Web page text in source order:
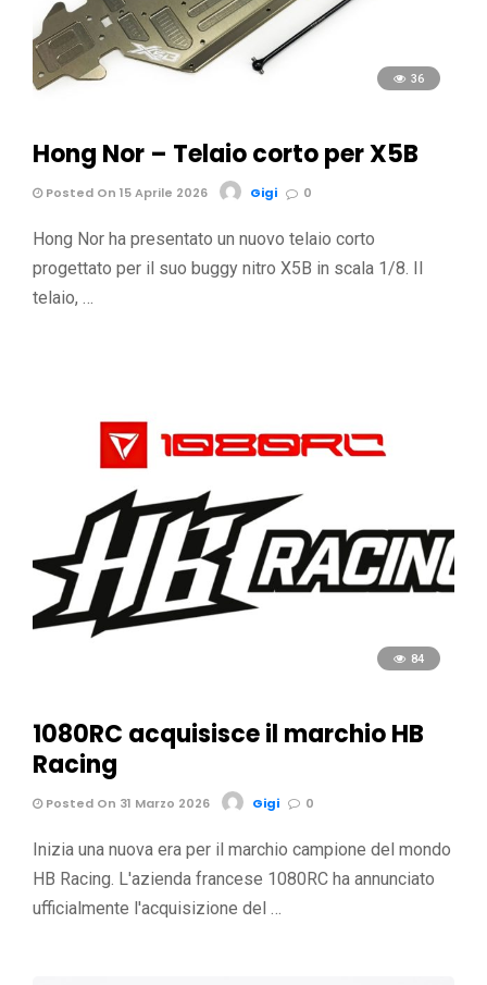
36
Hong Nor – Telaio corto per X5B
Posted On 15 Aprile 2026 Gigi 0
Hong Nor ha presentato un nuovo telaio corto
progettato per il suo buggy nitro X5B in scala 1/8. Il
telaio, …
84
1080RC acquisisce il marchio HB
Racing
Posted On 31 Marzo 2026 Gigi 0
Inizia una nuova era per il marchio campione del mondo
HB Racing. L'azienda francese 1080RC ha annunciato
ufficialmente l'acquisizione del …